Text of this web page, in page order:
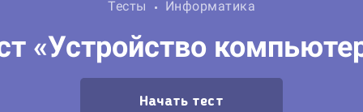
Тесты Информатика
«Устройство
Начать тест